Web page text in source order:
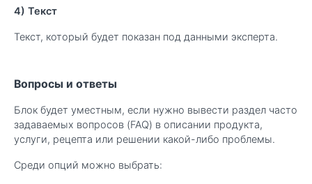
4) Текст
Текст, который будет показан под данными эксперта.
Вопросы и ответы
Блок будет уместным, если нужно вывести раздел часто
задаваемых вопросов (FAQ) в описании продукта,
услуги, рецепта или решении какой-либо проблемы.
Среди опций можно выбрать: